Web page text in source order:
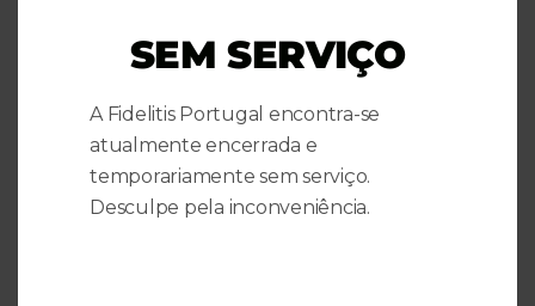
Moderado.
Grave.
Abaixo pode encontrar umalista de doenças por
ordem alfabética com algumas das patologias
SEM SERVIÇO
A Fidelitis Portugal encontra-se
atualmente encerrada e
temporariamente sem serviço.
Desculpe pela inconveniência.